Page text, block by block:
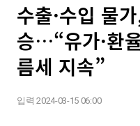
수출·수입 물
승…“유가·환
름세 지속”
입력 2024-03-15 06:00